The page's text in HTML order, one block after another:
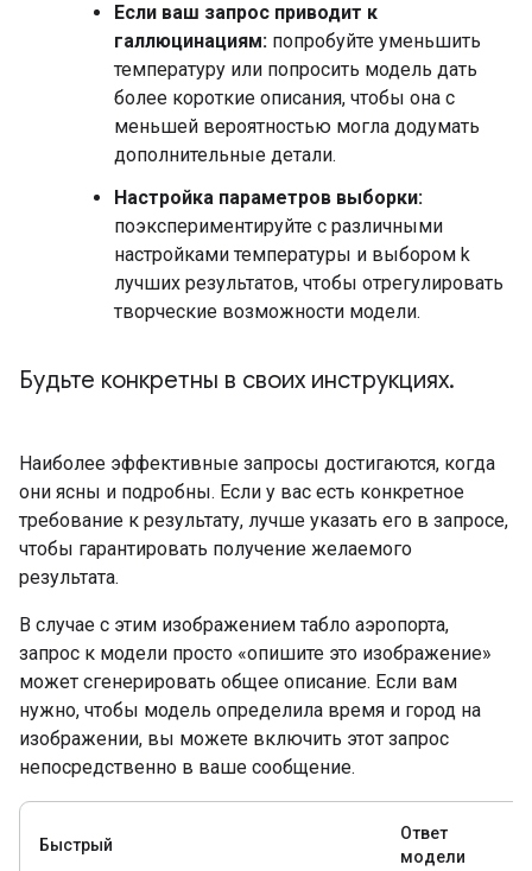
Если ваш запрос приводит к
галлюцинациям: попробуйте уменьшить
температуру или попросить модель дать
более короткие описания, чтобы она с
меньшей вероятностью могла додумать
дополнительные детали.
Настройка параметров выборки:
поэкспериментируйте с различными
настройками температуры и выбором k
лучших результатов, чтобы отрегулировать
творческие возможности модели.
Будьте конкретны в своих инструкциях.
Наиболее эффективные запросы достигаются, когда
они ясны и подробны. Если у вас есть конкретное
требование к результату, лучше указать его в запросе,
чтобы гарантировать получение желаемого
результата.
В случае с этим изображением табло аэропорта,
запрос к модели просто «опишите это изображение»
может сгенерировать общее описание. Если вам
нужно, чтобы модель определила время и город на
изображении, вы можете включить этот запрос
непосредственно в ваше сообщение.
Быстрый
Ответ
модели